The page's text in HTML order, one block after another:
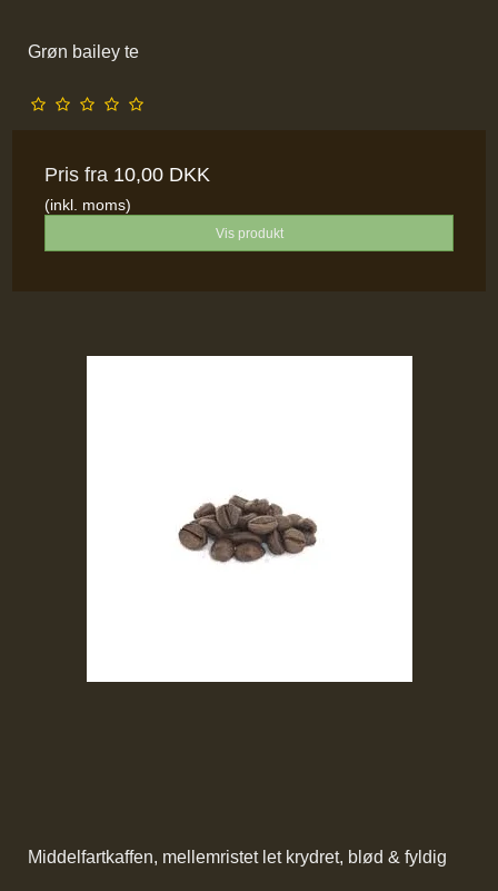
Grøn bailey te
Pris fra 10,00 DKK
(inkl. moms)
Vis produkt
Middelfartkaffen, mellemristet let krydret, blød & fyldig